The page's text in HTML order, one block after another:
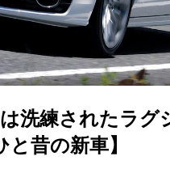
洗練されたラグ
昔の新車】